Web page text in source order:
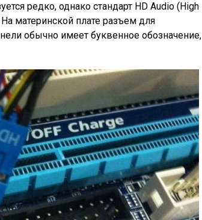
редко, однако стандарт HD Audio (High
материнской плате разъем для
обычно имеет буквенное обозначение,